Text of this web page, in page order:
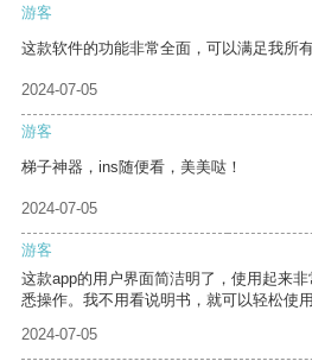
游客
这款软件的功能非常全面，可以满足我所有
2024-07-05
游客
梯子神器，ins随便看，美美哒！
2024-07-05
游客
这款app的用户界面简洁明了，使用起来
悉操作。我不用看说明书，就可以轻松使用
2024-07-05